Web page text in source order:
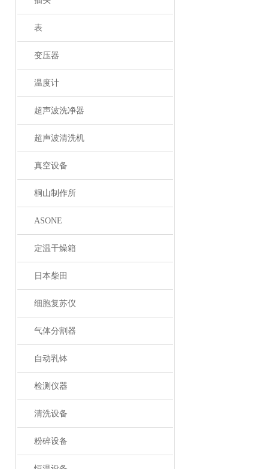
表
变压器
温度计
超声波洗净器
超声波清洗机
真空设备
桐山制作所
ASONE
定温干燥箱
日本柴田
细胞复苏仪
气体分割器
自动乳钵
检测仪器
清洗设备
粉碎设备